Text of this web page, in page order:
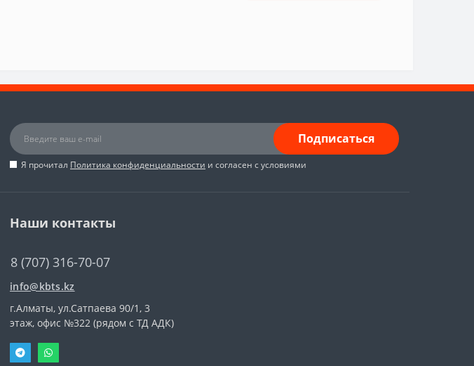
Подписаться
Я прочитал Политика конфиденциальности и согласен с условиями
Наши контакты
8 (707) 316-70-07
info@kbts.kz
г.Алматы, ул.Сатпаева 90/1, 3
этаж, офис №322 (рядом с ТД АДК)